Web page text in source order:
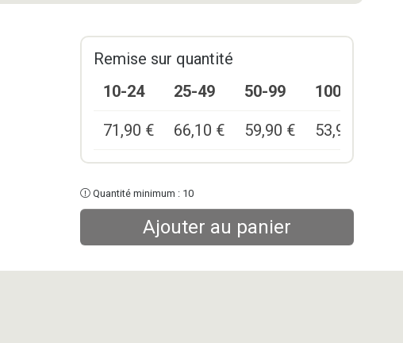
Remise sur quantité
10-24
25-49 50-99 100+
71,90 € 66,10 € 59,90 € 53,90
Quantité minimum : 10
Ajouter au panier